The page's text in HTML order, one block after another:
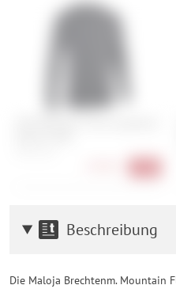
Einstellungen lediglich für
Beschreibung
Die Maloja Brechtenm. Mountain